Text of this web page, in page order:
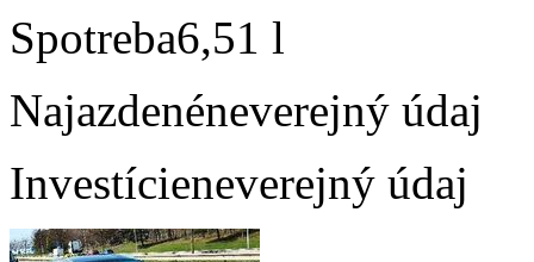
Spotreba6,51 l
Najazdenéneverejný údaj
Investícieneverejný údaj